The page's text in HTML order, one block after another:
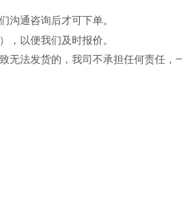
沟通咨询后才可下单。
，以便我们及时报价。
无法发货的，我司不承担任何责任，